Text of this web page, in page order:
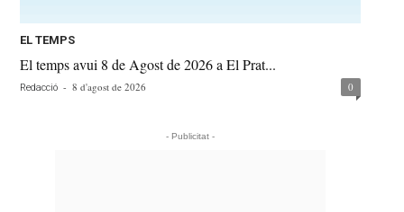
EL TEMPS
El temps avui 8 de Agost de 2026 a El Prat...
Redacció - 8 d'agost de 2026 0
- Publicitat -